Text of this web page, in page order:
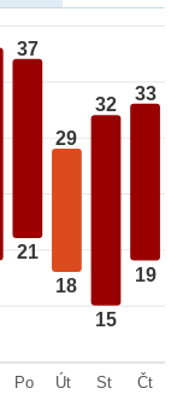
37
21
29
18
32
15
33
19
Po
Út
St
Čt